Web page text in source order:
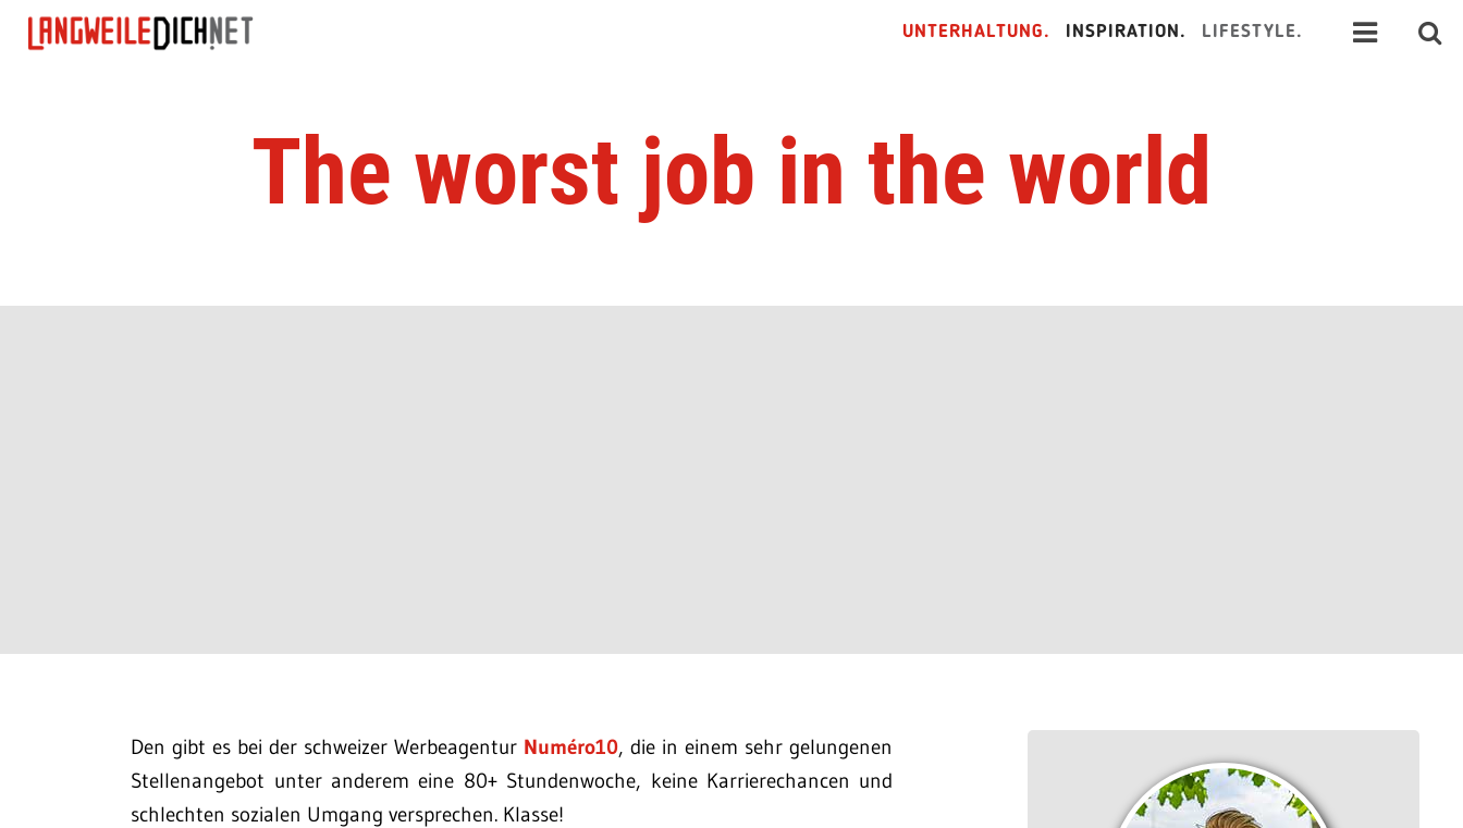
UNTERHALTUNG. INSPIRATION. LIFESTYLE.
The worst job in the world
Den gibt es bei der schweizer Werbeagentur Numéro10, die in einem sehr gelungenen
Stellenangebot unter anderem eine 80+ Stundenwoche, keine Karrierechancen und
schlechten sozialen Umgang versprechen. Klasse!